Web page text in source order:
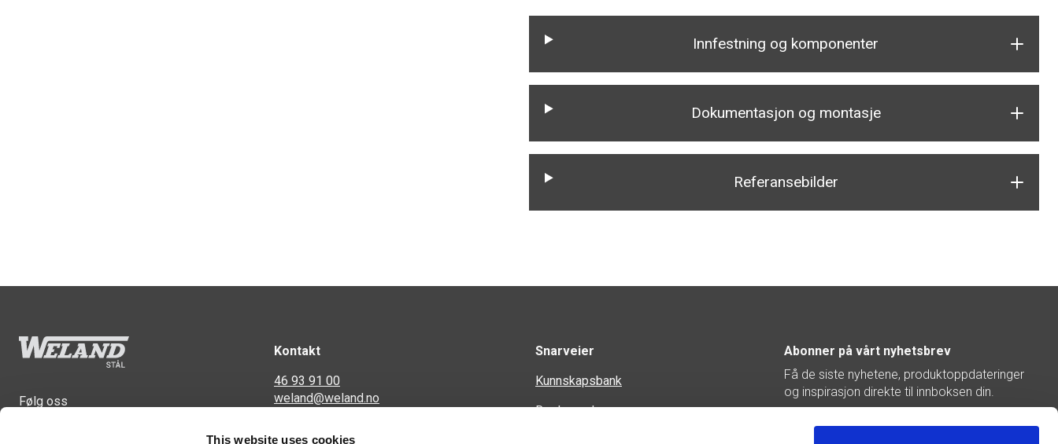
This website uses cookies
Innfestning og komponenter
Dokumentasjon og montasje
Referansebilder
Følg oss
Kontakt
46 93 91 00
weland@weland.no
Snarveier
Kunnskapsbank
Regler og krav
Abonner på vårt nyhetsbrev
Få de siste nyhetene, produktoppdateringer
og inspirasjon direkte til innboksen din.
Abonner